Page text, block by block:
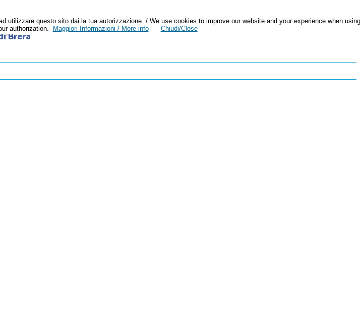
questo sito dai la tua autorizzazione. / We use cookies to improve our website and your experience when using
authorization.
Maggiori Informazioni / More info Chiudi/Close